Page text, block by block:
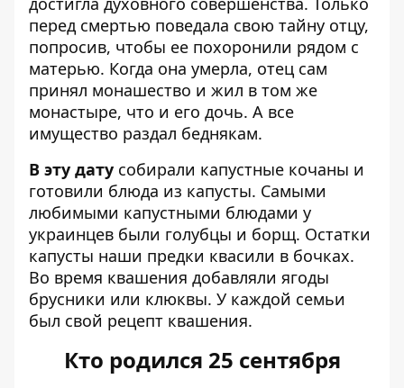
перед смертью поведала свою тайну отцу,
попросив, чтобы ее похоронили рядом с
матерью. Когда она умерла, отец сам
принял монашество и жил в том же
монастыре, что и его дочь. А все
имущество раздал беднякам.
В эту дату собирали капустные кочаны и
готовили блюда из капусты. Самыми
любимыми капустными блюдами у
украинцев были голубцы и борщ. Остатки
капусты наши предки квасили в бочках.
Во время квашения добавляли ягоды
брусники или клюквы. У каждой семьи
был свой рецепт квашения.
Кто родился 25 сентября